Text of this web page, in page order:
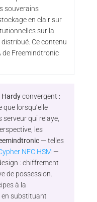
souverains
en clair sur
sur la
Ce contenu
de Freemindtronic
Hardyconvergent :
lorsqu’elle
serveur qui relaye,
les
— telles
NFC HSM —
: chiffrement
de possession.
à la
en substituant